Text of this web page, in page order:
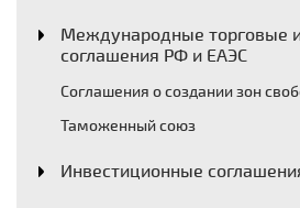
Международные торговые
соглашения РФ и ЕАЭС
Соглашения о создании зон
Таможенный союз
Инвестиционные